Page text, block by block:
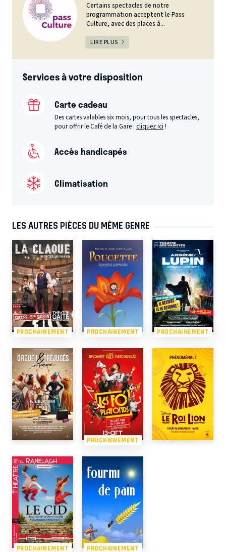
Certains spectacles de notre
programmation acceptent le Pass
Culture, avec des places à...
LIRE PLUS
Services à votre disposition
Carte cadeau
Des cartes valables six mois, pour tous les spectacles,
pour offrir le Café de la Gare :cliquez ici !
Accès handicapés
Climatisation
LES AUTRES PIÈCES DU MÊME GENRE
PROCHAINEMENT PROCHAINEMENT PROCHAINEMENT
PROCHAINEMENT
PROCHAINEMENT PROCHAINEMENT